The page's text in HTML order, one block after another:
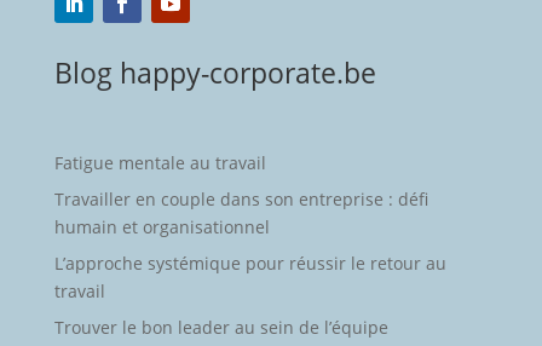
Blog happy-corporate.be
Fatigue mentale au travail
Travailler en couple dans son entreprise : défi
humain et organisationnel
L’approche systémique pour réussir le retour au
travail
Trouver le bon leader au sein de l’équipe